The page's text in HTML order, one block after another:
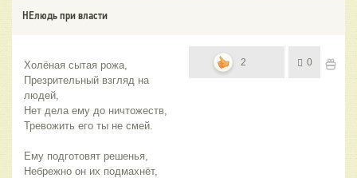
НЕлюдь при власти
Холёная сытая рожа,
Презрительный взгляд на
людей,
Нет дела ему до ничтожеств,
Тревожить его ты не смей.
Ему подготовят решенья,
Небрежно он их подмахнёт,
2 0